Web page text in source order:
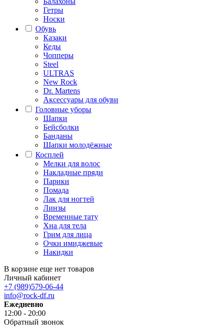
Гетры
Носки
Обувь
Казаки
Кеды
Чопперы
Steel
ULTRAS
New Rock
Dr. Martens
Аксессуары для обуви
Головные уборы
Шапки
Бейсболки
Банданы
Шапки молодёжные
Косплей
Мелки для волос
Накладные пряди
Парики
Помада
Лак для ногтей
Линзы
Временные тату
Хна для тела
Грим для лица
Очки имиджевые
Накидки
В корзине еще нет товаров
Личный кабинет
+7 (989)579-06-44
info@rock-df.ru
Ежедневно
12:00 - 20:00
Обратный звонок